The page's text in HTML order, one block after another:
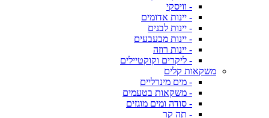
- וויסקי
- יינות אדומים
- יינות לבנים
- יינות מבעבעים
- יינות רוזה
- ליקרים וקוקטיילים
משקאות קלים
- מים מינרליים
- משקאות בטעמים
- סודה ומים מוגזים
- תה קר